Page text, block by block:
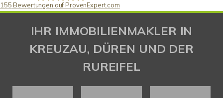
Gaspar Immobilienberatung
155 Bewertungen auf ProvenExpert.com
IHR IMMOBILIENMAKLER IN
KREUZAU, DÜREN UND DER
RUREIFEL